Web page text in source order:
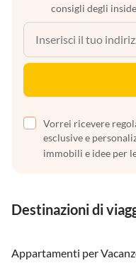
consigli degli
Vorrei ricevere
esclusive e
immobili e idee per
Destinazioni di
Appartamenti per